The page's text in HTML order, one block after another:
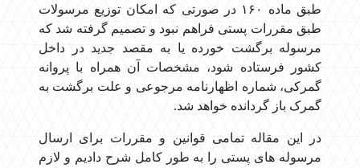
طبق ماده ۱۶۰ در صورتی که امکان توزیع مرسولات
طبق مقررات پستی فراهم نبود و تصمیم گرفته شد که
مرسوله برگشت خورده یا به مقصد جدید در داخل
کشور فرستاده شود، مشخصات آن همراه با پروانه
گمرکی، شماره اظهارنامه مرجوعی و علت برگشت به
گمرک باز گردانده خواهد شد.
در این مقاله تمامی قوانین و مقررات برای ارسال
مرسوله های پستی را به طور کامل شرح دادیم و لازم